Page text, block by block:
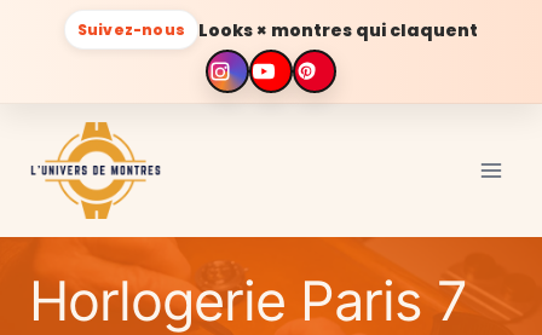
Suivez-nous Looks × montres qui claquent
contenu
Horlogerie Paris 7